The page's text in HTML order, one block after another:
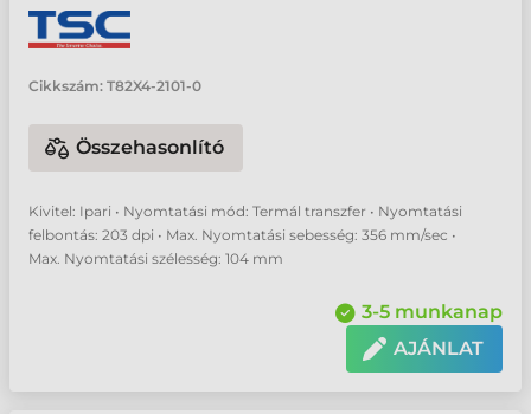
Cikkszám: T82X4-2101-0
Összehasonlító
Kivitel: Ipari • Nyomtatási mód: Termál transzfer • Nyomtatási
felbontás: 203 dpi • Max. Nyomtatási sebesség: 356 mm/sec •
Max. Nyomtatási szélesség: 104 mm
3-5 munkanap
AJÁNLAT